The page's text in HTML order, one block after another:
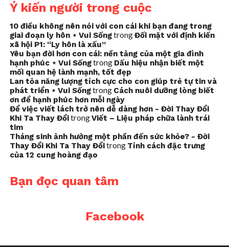
Ý kiến người trong cuộc
10 điều không nên nói với con cái khi bạn đang trong
giai đoạn ly hôn ⋆ Vui SốngtrongĐối mặt với định kiến
xã hội P1: “Ly hôn là xấu”
Yêu bạn đời hơn con cái: nền tảng của một gia đình
hạnh phúc ⋆ Vui Sốngtrong Dấu hiệu nhận biết một
mối quan hệ lành mạnh, tốt đẹp
Lan tỏa năng lượng tích cực cho con giúp trẻ tự tin và
phát triển ⋆ Vui Sốngtrong Cách nuôi dưỡng lòng biết
ơn để hạnh phúc hơn mỗi ngày
Để việc viết lách trở nên dễ dàng hơn - Đời Thay Đổi
Khi Ta Thay ĐổitrongViết – Liệu pháp chữa lành trái
tim
Tháng sinh ảnh hưởng một phần đến sức khỏe? - Đời
Thay Đổi Khi Ta Thay Đổitrong Tính cách đặc trưng
của 12 cung hoàng đạo
Bạn đọc quan tâm
Facebook